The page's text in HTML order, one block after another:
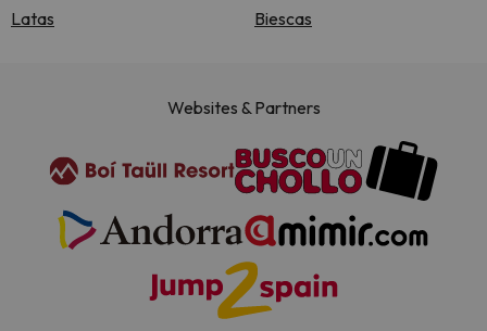
Latas Biescas
Websites & Partners